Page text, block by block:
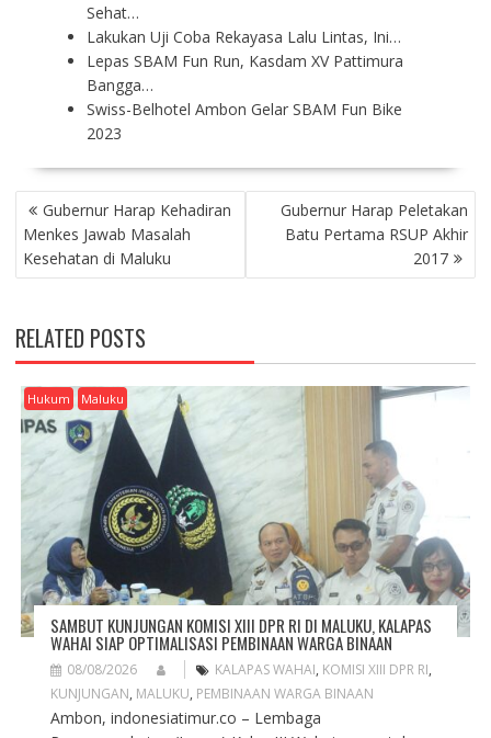
Sehat…
Lakukan Uji Coba Rekayasa Lalu Lintas, Ini…
Lepas SBAM Fun Run, Kasdam XV Pattimura
Bangga…
Swiss-Belhotel Ambon Gelar SBAM Fun Bike
2023
P
O
S
T
A
V
I
G
A
T
O
Gubernur Harap Kehadiran
Menkes Jawab Masalah
Kesehatan di Maluku
Gubernur Harap Peletakan
Batu Pertama RSUP Akhir
2017
RELATED POSTS
Hukum Maluku
SAMBUT KUNJUNGAN KOMISI XIII DPR RI DI MALUKU, KALAPAS
WAHAI SIAP OPTIMALISASI PEMBINAAN WARGA BINAAN
08/08/2026 KALAPAS WAHAI, KOMISI XIII DPR RI,
KUNJUNGAN, MALUKU, PEMBINAAN WARGA BINAAN
Ambon, indonesiatimur.co – Lembaga